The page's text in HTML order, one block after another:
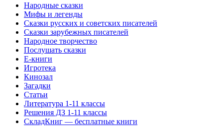
Народные сказки
Мифы и легенды
Сказки русских и советских писателей
Сказки зарубежных писателей
Народное творчество
Послушать сказки
Е-книги
Игротека
Кинозал
Загадки
Статьи
Литература 1-11 классы
Решения ДЗ 1-11 классы
СкладКниг — бесплатные книги